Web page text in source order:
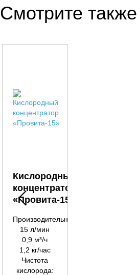
Смотрите также
Кислородный
концентратор
«Провита-15»
Производительность:
15 л/мин
0,9 м³/ч
1,2 кг/час
Чистота
кислорода: